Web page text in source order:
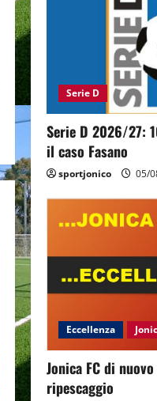
Serie D
Serie D 2026/27:
il caso Fasano
sportjonico 05/
Eccellenza
Jonica FC di
ripescaggio